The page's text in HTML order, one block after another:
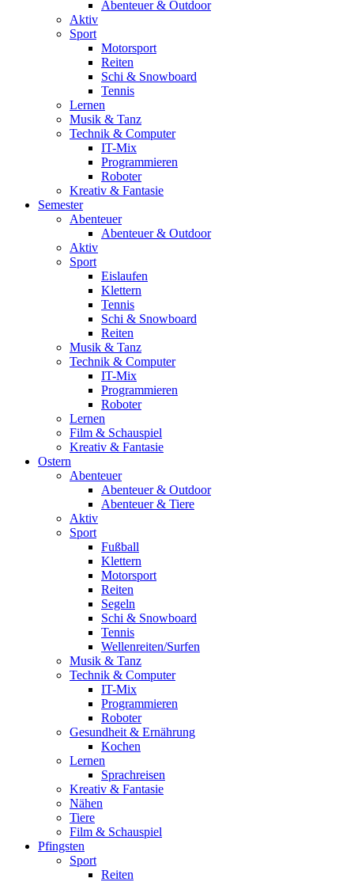
Abenteuer & Outdoor
Aktiv
Sport
Motorsport
Reiten
Schi & Snowboard
Tennis
Lernen
Musik & Tanz
Technik & Computer
IT-Mix
Programmieren
Roboter
Kreativ & Fantasie
Semester
Abenteuer
Abenteuer & Outdoor
Aktiv
Sport
Eislaufen
Klettern
Tennis
Schi & Snowboard
Reiten
Musik & Tanz
Technik & Computer
IT-Mix
Programmieren
Roboter
Lernen
Film & Schauspiel
Kreativ & Fantasie
Ostern
Abenteuer
Abenteuer & Outdoor
Abenteuer & Tiere
Aktiv
Sport
Fußball
Klettern
Motorsport
Reiten
Segeln
Schi & Snowboard
Tennis
Wellenreiten/Surfen
Musik & Tanz
Technik & Computer
IT-Mix
Programmieren
Roboter
Gesundheit & Ernährung
Kochen
Lernen
Sprachreisen
Kreativ & Fantasie
Nähen
Tiere
Film & Schauspiel
Pfingsten
Sport
Reiten